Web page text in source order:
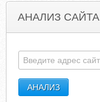
АНАЛИЗ САЙТА